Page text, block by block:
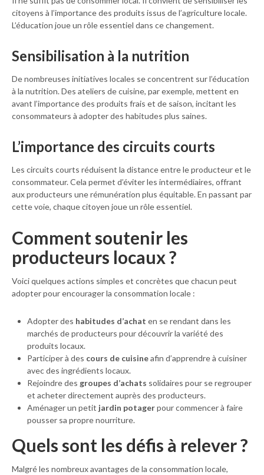
citoyens à l’importance des produits issus de l’agriculture locale.
L’éducation joue un rôle essentiel dans ce changement.
Sensibilisation à la nutrition
De nombreuses initiatives locales se concentrent sur l’éducation
à la nutrition. Des ateliers de cuisine, par exemple, mettent en
avant l’importance des produits frais et de saison, incitant les
consommateurs à adopter des habitudes plus saines.
L’importance des circuits courts
Les circuits courts réduisent la distance entre le producteur et le
consommateur. Cela permet d’éviter les intermédiaires, offrant
aux producteurs une rémunération plus équitable. En passant par
cette voie, chaque citoyen joue un rôle essentiel.
Comment soutenir les
producteurs locaux ?
Voici quelques actions simples et concrètes que chacun peut
adopter pour encourager la consommation locale :
Adopter des habitudes d’achat en se rendant dans les
marchés de producteurs pour découvrir la variété des
produits locaux.
Participer à des cours de cuisineafin d’apprendre à cuisiner
avec des ingrédients locaux.
Rejoindre des groupes d’achats solidaires pour se regrouper
et acheter directement auprès des producteurs.
Aménager un petit jardin potagerpour commencer à faire
pousser sa propre nourriture.
Quels sont les défis à relever ?
Malgré les nombreux avantages de la consommation locale,